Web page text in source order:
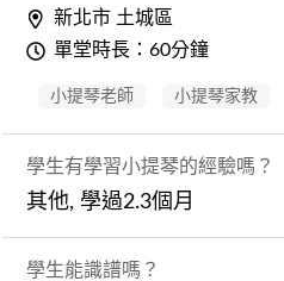
新北市 土城區
單堂時長：60分鐘
小提琴老師 小提琴家教
學生有學習小提琴的經驗嗎？
其他, 學過2.3個月
學生能識譜嗎？